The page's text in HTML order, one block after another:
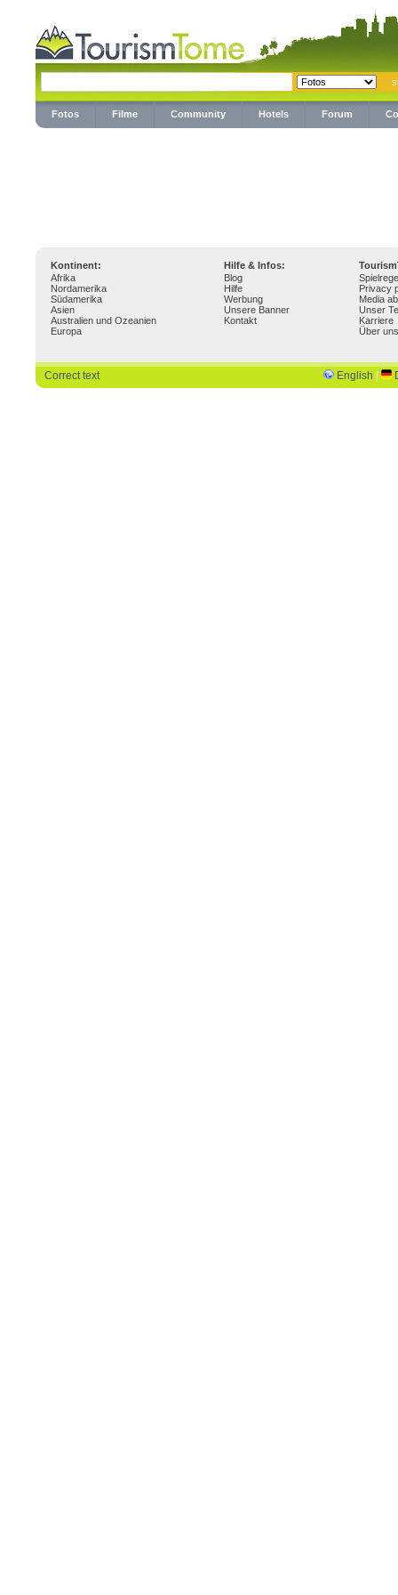
Fotos Filme Community Hotels Forum
Kontinent: Hilfe & Infos:
Afrika
Nordamerika
Südamerika
Asien
Australien und Ozeanien
Europa
Blog
Hilfe
Werbung
Unsere Banner
Kontakt
Privacy
Media
Unser
Karriere
Über uns
Correct text English